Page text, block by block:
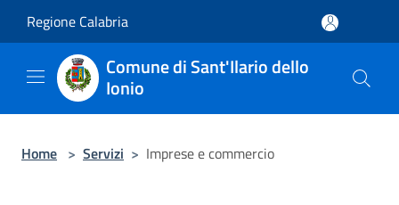
Regione Calabria
Comune di Sant'Ilario dello
Ionio
Home > Servizi > Imprese e commercio